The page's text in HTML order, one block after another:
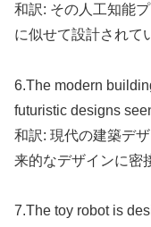
和訳: その人工知能
に似せて設計されて
6.The modern
futuristic designs
和訳: 現代の建築デ
来的なデザインに密
7.The toy robot is